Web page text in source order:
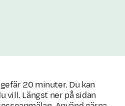
20 minuter. Du kan
vill. Längst ner på sidan